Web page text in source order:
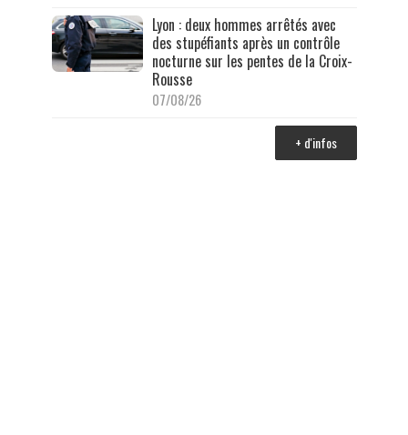
Lyon : deux hommes arrêtés avec
des stupéfiants après un contrôle
nocturne sur les pentes de la Croix-
Rousse
07/08/26
+ d'infos